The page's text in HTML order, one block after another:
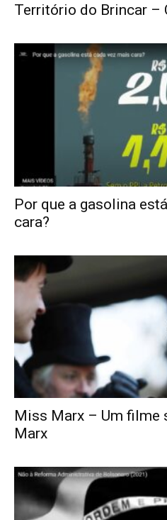
Território do Brincar –
Por que a gasolina
cara?
Miss Marx – Um filme
Marx